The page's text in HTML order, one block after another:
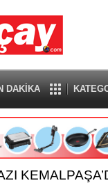
DAKİKA